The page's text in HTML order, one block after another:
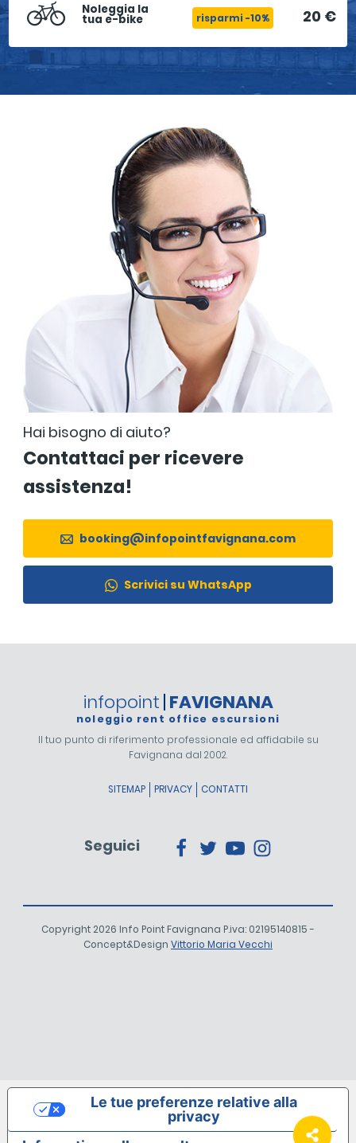
Noleggia la
tua e-bike risparmi -10% 20 €
Hai bisogno di aiuto?
Contattaci per ricevere
assistenza!
booking@infopointfavignana.com
Scrivici su WhatsApp
infopoint FAVIGNANA
noleggio rent office escursioni
Il tuo punto di riferimento professionale ed affidabile su
Favignana dal 2002.
SITEMAP PRIVACY CONTATTI
Seguici
Copyright 2026 Info Point Favignana P.iva: 02195140815 -
Concept&Design Vittorio Maria Vecchi
Le tue preferenze relative alla
privacy